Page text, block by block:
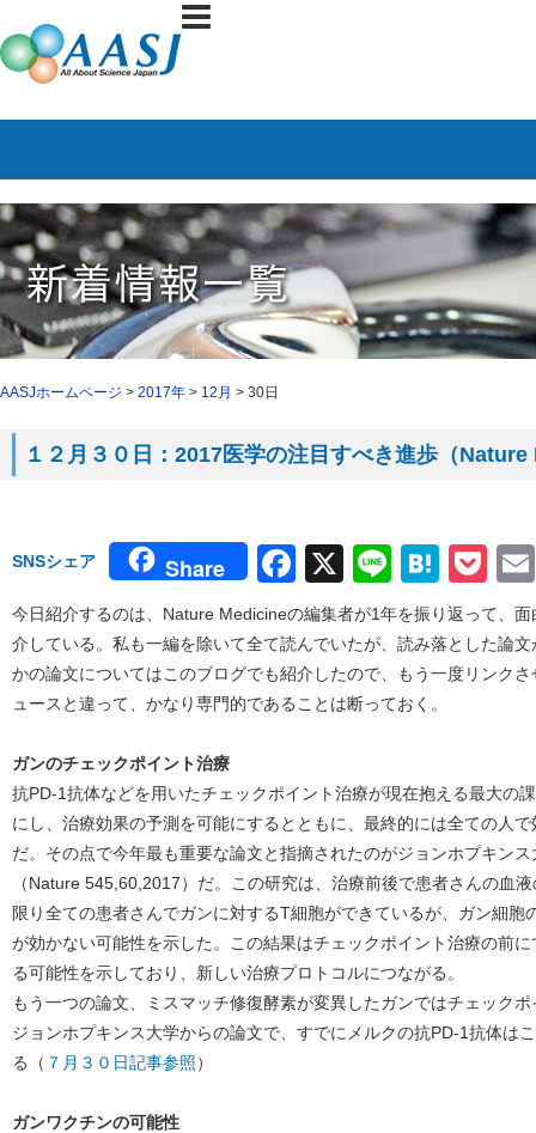
AASJホームページ > 2017年 > 12月 > 30日
１２月３０日：2017医学の注目すべき進歩（
SNSシェア Share Facebook
X Line
今日紹介するのは、Nature Medicineの編集者が1年を振り返って、
介している。私も一編を除いて全て読んでいたが、読み落とした論
かの論文についてはこのブログでも紹介したので、もう一度リンク
ュースと違って、かなり専門的であることは断っておく。
ガンのチェックポイント治療
抗PD-1抗体などを用いたチェックポイント治療が現在抱える最大の
にし、治療効果の予測を可能にするとともに、最終的には全ての人
だ。その点で今年最も重要な論文と指摘されたのがジョンホプキン
（Nature 545,60,2017）だ。この研究は、治療前後で患者さんの血
限り全ての患者さんでガンに対するT細胞ができているが、ガン細胞
が効かない可能性を示した。この結果はチェックポイント治療の前
る可能性を示しており、新しい治療プロトコルにつながる。
もう一つの論文、ミスマッチ修復酵素が変異したガンではチェック
ジョンホプキンス大学からの論文で、すでにメルクの抗PD-1抗体は
る（ ７月３０日記事参照）
ガンワクチンの可能性